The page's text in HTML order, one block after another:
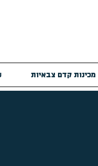
מכינות קדם צבאיות